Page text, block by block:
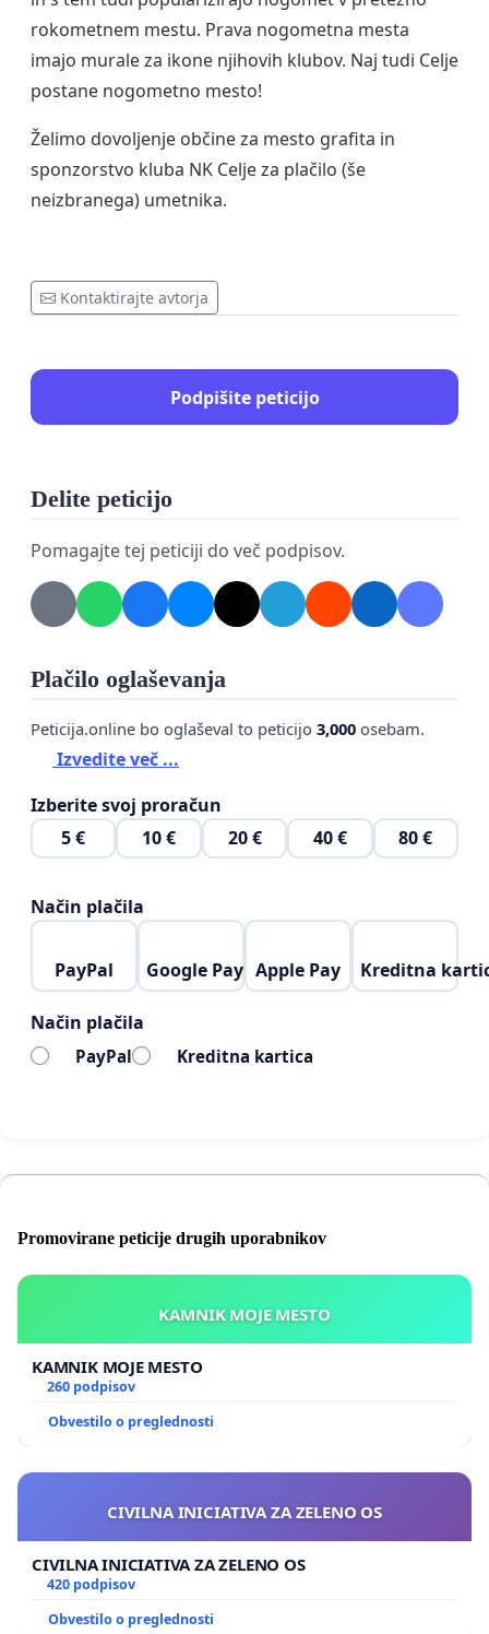
rokometnem mestu. Prava nogometna mesta
imajo murale za ikone njihovih klubov. Naj tudi Celje
postane nogometno mesto!
Želimo dovoljenje občine za mesto grafita in
sponzorstvo kluba NK Celje za plačilo (še
neizbranega) umetnika.
Kontaktirajte avtorja
Podpišite peticijo
Delite peticijo
Pomagajte tej peticiji do več podpisov.
Plačilo oglaševanja
Peticija.online bo oglaševal to peticijo 3,000 osebam.
Izvedite več ...
Izberite svoj proračun
5 €
10 € 20 € 40 € 80 €
Način plačila
PayPal Google Pay Apple Pay Kreditna
Način plačila
PayPal Kreditna kartica
Promovirane peticije drugih uporabnikov
KAMNIK MOJE MESTO
KAMNIK MOJE MESTO
260 podpisov
Obvestilo o preglednosti
CIVILNA INICIATIVA ZA ZELENO OS
CIVILNA INICIATIVA ZA ZELENO OS
420 podpisov
Obvestilo o preglednosti